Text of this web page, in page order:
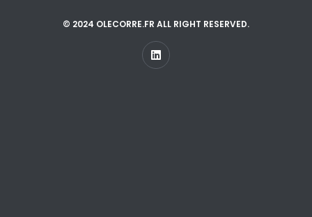
© 2024 OLECORRE.FR ALL RIGHT RESERVED.